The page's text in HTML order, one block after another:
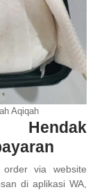
Aqiqah
Hendak
via website
di aplikasi WA,